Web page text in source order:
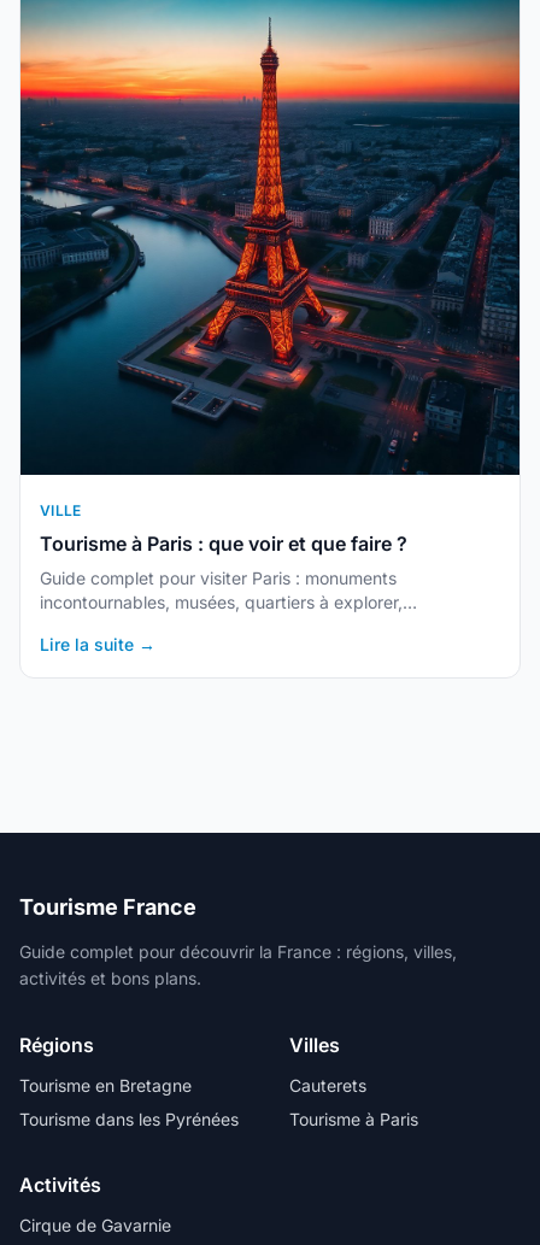
VILLE
Tourisme à Paris : que voir et que faire ?
Guide complet pour visiter Paris : monuments
incontournables, musées, quartiers à explorer,
Lire la suite →
Tourisme France
Guide complet pour découvrir la France : régions, villes,
activités et bons plans.
Régions
Tourisme en Bretagne
Tourisme dans les Pyrénées
Villes
Cauterets
Tourisme à Paris
Activités
Cirque de Gavarnie